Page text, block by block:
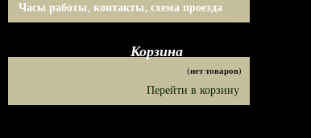
Часы работы, контакты, схема проезда
Корзина
(нет товаров)
Перейти в корзину